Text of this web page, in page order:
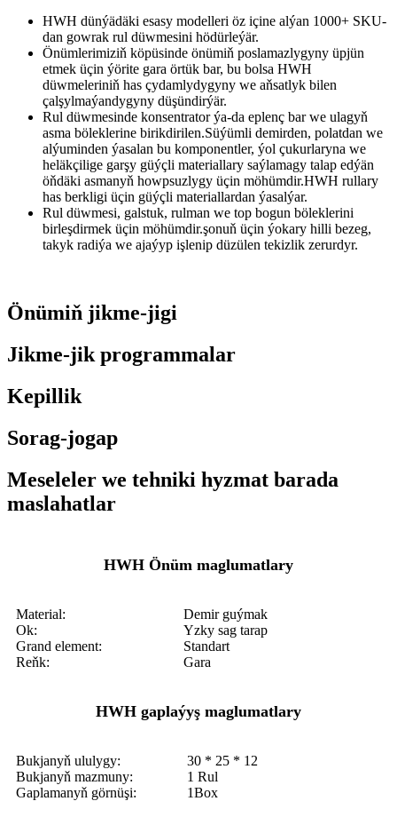
HWH dünýädäki esasy modelleri öz içine alýan 1000+ SKU-
dan gowrak rul düwmesini hödürleýär.
Önümlerimiziň köpüsinde önümiň poslamazlygyny üpjün
etmek üçin ýörite gara örtük bar, bu bolsa HWH
düwmeleriniň has çydamlydygyny we aňsatlyk bilen
çalşylmaýandygyny düşündirýär.
Rul düwmesinde konsentrator ýa-da eplenç bar we ulagyň
asma böleklerine birikdirilen.Süýümli demirden, polatdan we
alýuminden ýasalan bu komponentler, ýol çukurlaryna we
heläkçilige garşy güýçli materiallary saýlamagy talap edýän
öňdäki asmanyň howpsuzlygy üçin möhümdir.HWH rullary
has berkligi üçin güýçli materiallardan ýasalýar.
Rul düwmesi, galstuk, rulman we top bogun böleklerini
birleşdirmek üçin möhümdir.şonuň üçin ýokary hilli bezeg,
takyk radiýa we ajaýyp işlenip düzülen tekizlik zerurdyr.
Önümiň jikme-jigi
Jikme-jik programmalar
Kepillik
Sorag-jogap
Meseleler we tehniki hyzmat barada
maslahatlar
HWH Önüm maglumatlary
Material:
Demir guýmak
Ok:
Yzky sag tarap
Grand element:
Standart
Reňk:
Gara
HWH gaplaýyş maglumatlary
Bukjanyň ululygy:
30 * 25 * 12
Bukjanyň mazmuny:
1 Rul
Gaplamanyň görnüşi:
1Box